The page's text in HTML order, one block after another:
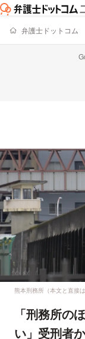
弁護士ドットコム
熊本刑務所（本文と直接
「刑務所の
い」受刑者